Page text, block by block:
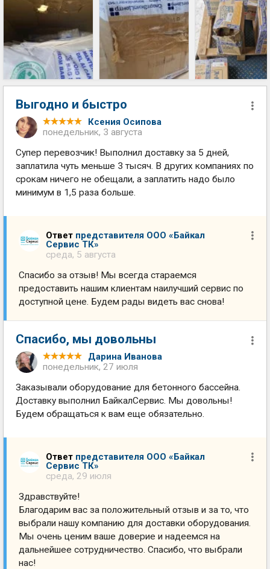
Выгодно и быстро
Ксения Осипова
понедельник, 3 августа
Супер перевозчик! Выполнил доставку за 5 дней,
заплатила чуть меньше 3 тысяч. В других компаниях по
срокам ничего не обещали, а заплатить надо было
минимум в 1,5 раза больше.
Ответ представителя ООО «Байкал
Сервис ТК»
среда, 5 августа
Спасибо за отзыв! Мы всегда стараемся
предоставить нашим клиентам наилучший сервис по
доступной цене. Будем рады видеть вас снова!
Спасибо, мы довольны
Дарина Иванова
понедельник, 27 июля
Заказывали оборудование для бетонного бассейна.
Доставку выполнил БайкалСервис. Мы довольны!
Будем обращаться к вам еще обязательно.
Ответ представителя ООО «Байкал
Сервис ТК»
среда, 29 июля
Здравствуйте!
Благодарим вас за положительный отзыв и за то, что
выбрали нашу компанию для доставки оборудования.
Мы очень ценим ваше доверие и надеемся на
дальнейшее сотрудничество. Спасибо, что выбрали
нас!